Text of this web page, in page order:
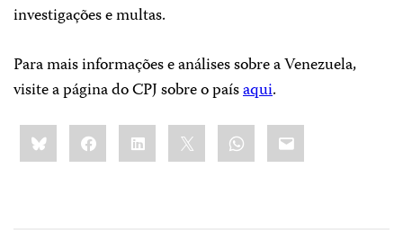
investigações e multas.
Para mais informações e análises sobre a Venezuela,
visite a página do CPJ sobre o paísaqui.
Share
this:BlueskyFacebookLinkedIn WhatsApp
Email